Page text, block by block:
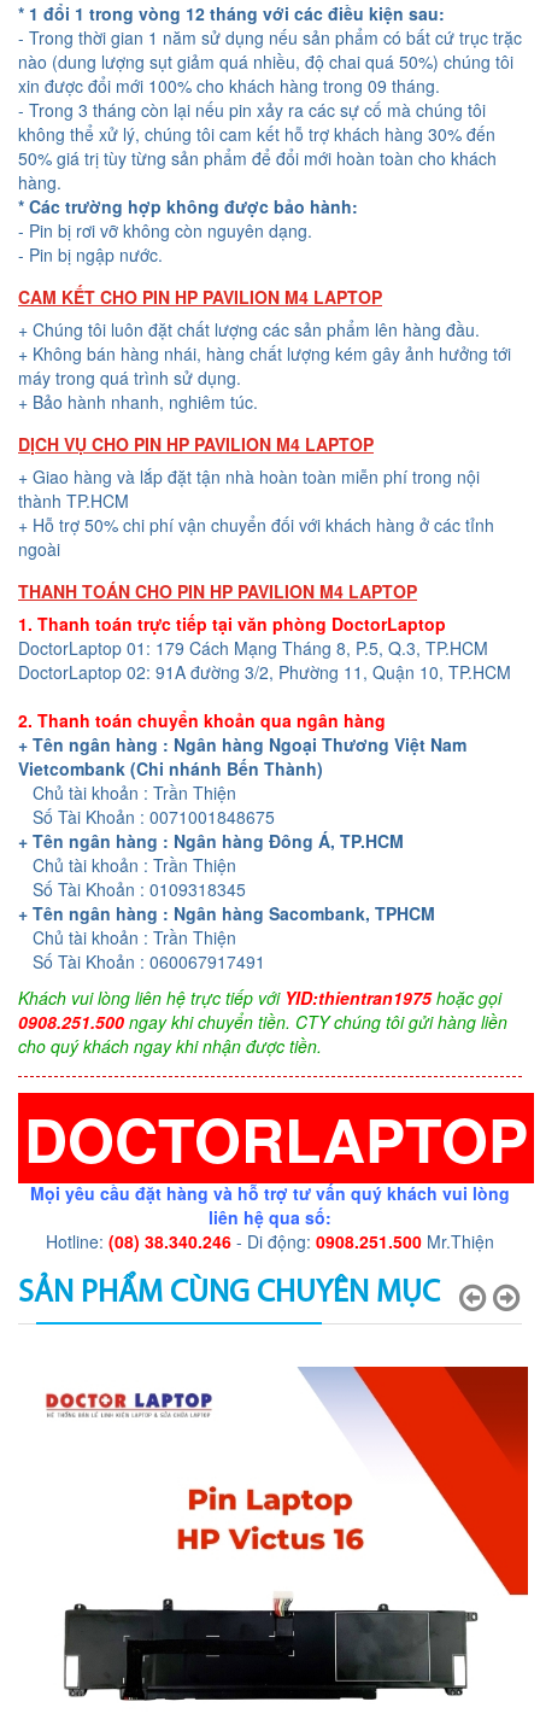
* 1 đổi 1 trong vòng 12 tháng với các điều kiện sau:
- Trong thời gian 1 năm sử dụng nếu sản phẩm có bất cứ trục trặc
nào (dung lượng sụt giảm quá nhiều, độ chai quá 50%) chúng tôi
xin được đổi mới 100% cho khách hàng trong 09 tháng.
- Trong 3 tháng còn lại nếu pin xảy ra các sự cố mà chúng tôi
không thể xử lý, chúng tôi cam kết hỗ trợ khách hàng 30% đến
50% giá trị tùy từng sản phẩm để đổi mới hoàn toàn cho khách
hàng.
* Các trường hợp không được bảo hành:
- Pin bị rơi vỡ không còn nguyên dạng.
- Pin bị ngập nước.
CAM KẾT CHO PIN HP PAVILION M4 LAPTOP
+ Chúng tôi luôn đặt chất lượng các sản phẩm lên hàng đầu.
+ Không bán hàng nhái, hàng chất lượng kém gây ảnh hưởng tới
máy trong quá trình sử dụng.
+ Bảo hành nhanh, nghiêm túc.
DỊCH VỤ CHO PIN HP PAVILION M4 LAPTOP
+ Giao hàng và lắp đặt tận nhà hoàn toàn miễn phí trong nội
thành TP.HCM
+ Hỗ trợ 50% chi phí vận chuyển đối với khách hàng ở các tỉnh
ngoài
THANH TOÁN CHO PIN HP PAVILION M4 LAPTOP
1. Thanh toán trực tiếp tại văn phòng DoctorLaptop
DoctorLaptop 01: 179 Cách Mạng Tháng 8, P.5, Q.3, TP.HCM
DoctorLaptop 02: 91A đường 3/2, Phường 11, Quận 10, TP.HCM
2. Thanh toán chuyển khoản qua ngân hàng
+ Tên ngân hàng : Ngân hàng Ngoại Thương Việt Nam
Vietcombank (Chi nhánh Bến Thành)
Chủ tài khoản : Trần Thiện
Số Tài Khoản : 0071001848675
+ Tên ngân hàng : Ngân hàng Đông Á, TP.HCM
Chủ tài khoản : Trần Thiện
Số Tài Khoản : 0109318345
+ Tên ngân hàng : Ngân hàng Sacombank, TPHCM
Chủ tài khoản : Trần Thiện
Số Tài Khoản : 060067917491
Khách vui lòng liên hệ trực tiếp với YID:thientran1975hoặc gọi
0908.251.500 ngay khi chuyển tiền. CTY chúng tôi gửi hàng liền
cho quý khách ngay khi nhận được tiền.
DOCTORLAPTOP
Mọi yêu cầu đặt hàng và hỗ trợ tư vấn quý khách vui lòng
liên hệ qua số:
Hotline: (08) 38.340.246 - Di động: 0908.251.500 Mr.Thiện
SẢN PHẨM CÙNG CHUYÊN MỤC